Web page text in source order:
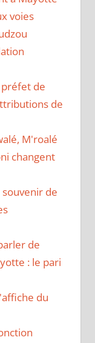
voies
de
de
M'roalé
changent
de
de
: le pari
du